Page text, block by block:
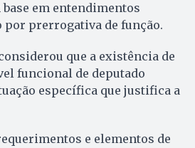
em entendimentos
por prerrogativa de função.
que a existência de
funcional de deputado
específica que justifica a
e elementos de